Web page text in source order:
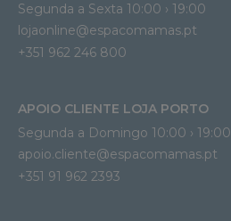
Segunda a Sexta 10:00 › 19:00
lojaonline@espacomamas.pt
+351 962 246 800
APOIO CLIENTE LOJA PORTO
Segunda a Domingo 10:00 › 19:00
apoio.cliente@espacomamas.pt
+351 91 962 2393